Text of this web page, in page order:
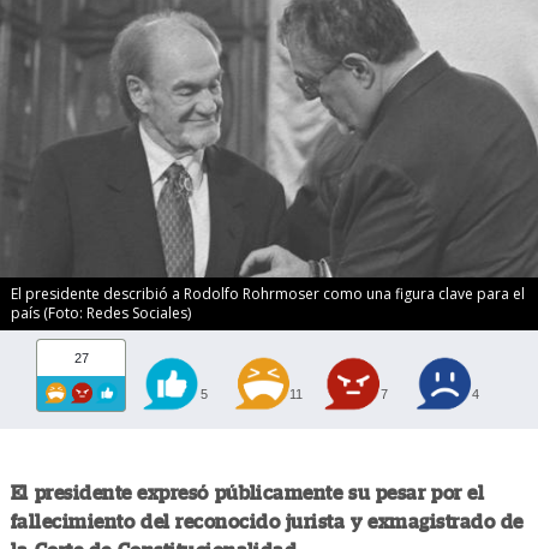
El presidente describió a Rodolfo Rohrmoser como una figura clave para el
país (Foto: Redes Sociales)
27
5 11 7 4
El presidente expresó públicamente su pesar por el
fallecimiento del reconocido jurista y exmagistrado de